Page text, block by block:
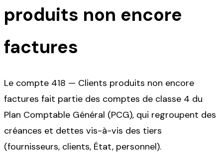
produits non encore
factures
Le compte 418 — Clients produits non encore
factures fait partie des comptes de classe 4 du
Plan Comptable Général (PCG), qui regroupent des
créances et dettes vis-à-vis des tiers
(fournisseurs, clients, État, personnel).